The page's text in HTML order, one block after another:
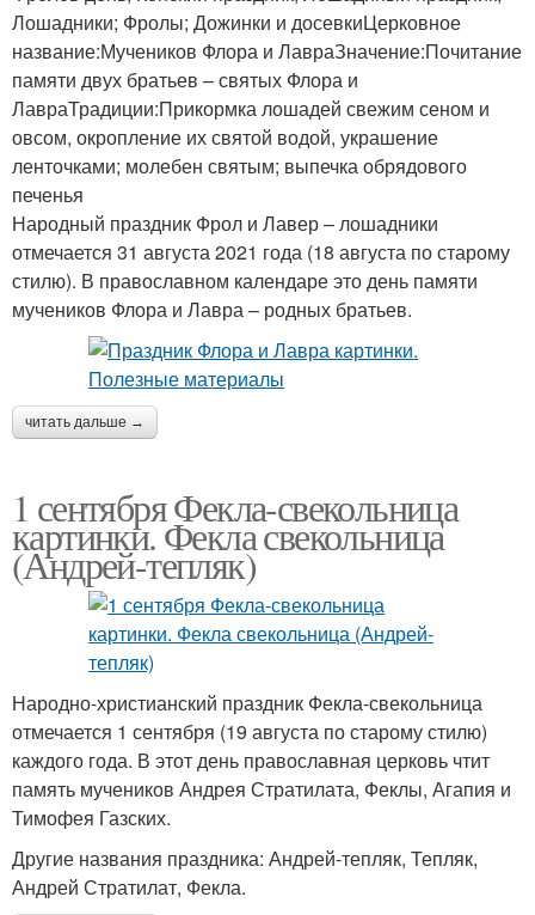
Лошадники; Фролы; Дожинки и досевкиЦерковное
название:Мучеников Флора и ЛавраЗначение:Почитание
памяти двух братьев – святых Флора и
ЛавраТрадиции:Прикормка лошадей свежим сеном и
овсом, окропление их святой водой, украшение
ленточками; молебен святым; выпечка обрядового
печенья
Народный праздник Фрол и Лавер – лошадники
отмечается 31 августа 2021 года (18 августа по старому
стилю). В православном календаре это день памяти
мучеников Флора и Лавра – родных братьев.
читать дальше →
1 сентября Фекла-свекольница
картинки. Фекла свекольница
(Андрей-тепляк)
Народно-христианский праздник Фекла-свекольница
отмечается 1 сентября (19 августа по старому стилю)
каждого года. В этот день православная церковь чтит
память мучеников Андрея Стратилата, Феклы, Агапия и
Тимофея Газских.
Другие названия праздника: Андрей-тепляк, Тепляк,
Андрей Стратилат, Фекла.